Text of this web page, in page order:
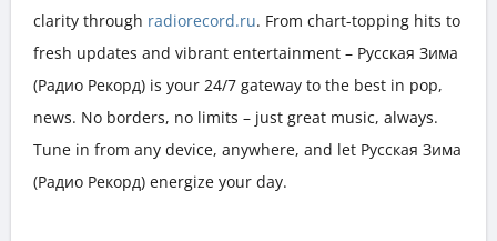
clarity through radiorecord.ru. From chart-topping hits to
fresh updates and vibrant entertainment – Русская Зима
(Радио Рекорд) is your 24/7 gateway to the best in pop,
news. No borders, no limits – just great music, always.
Tune in from any device, anywhere, and let Русская Зима
(Радио Рекорд) energize your day.